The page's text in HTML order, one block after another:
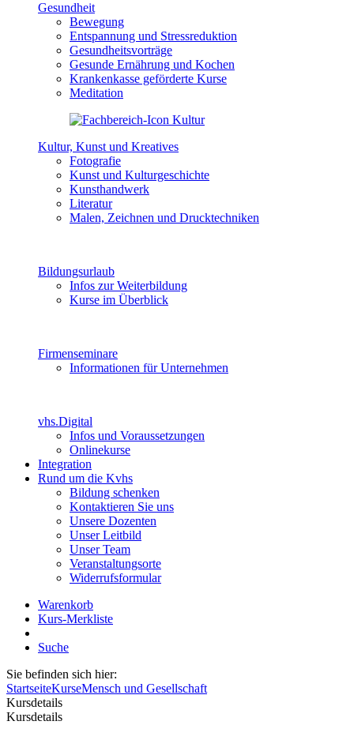
Gesundheit
Bewegung
Entspannung und Stressreduktion
Gesundheitsvorträge
Gesunde Ernährung und Kochen
Krankenkasse geförderte Kurse
Meditation
Kultur, Kunst und Kreatives
Fotografie
Kunst und Kulturgeschichte
Kunsthandwerk
Literatur
Malen, Zeichnen und Drucktechniken
Bildungsurlaub
Infos zur Weiterbildung
Kurse im Überblick
Firmenseminare
Informationen für Unternehmen
vhs.Digital
Infos und Voraussetzungen
Onlinekurse
Integration
Rund um die Kvhs
Bildung schenken
Kontaktieren Sie uns
Unsere Dozenten
Unser Leitbild
Unser Team
Veranstaltungsorte
Widerrufsformular
Warenkorb
Kurs-Merkliste
Suche
Sie befinden sich hier:
StartseiteKurseMensch und Gesellschaft
Kursdetails
Kursdetails